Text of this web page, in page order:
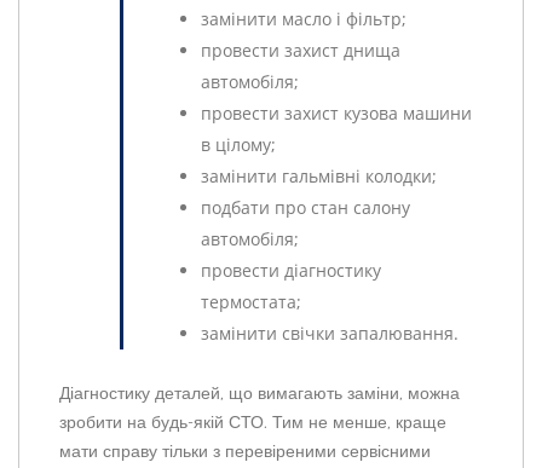
замінити масло і фільтр;
провести захист днища
автомобіля;
провести захист кузова машини
в цілому;
замінити гальмівні колодки;
подбати про стан салону
автомобіля;
провести діагностику
термостата;
замінити свічки запалювання.
Діагностику деталей, що вимагають заміни, можна
зробити на будь-якій СТО. Тим не менше, краще
мати справу тільки з перевіреними сервісними